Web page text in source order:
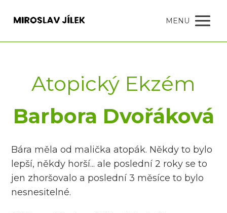
MENU
Atopický Ekzém
Barbora Dvořáková
Bára měla od malička atopák. Někdy to bylo
lepší, někdy horší... ale poslední 2 roky se to
jen zhoršovalo a poslední 3 měsíce to bylo
nesnesitelné.